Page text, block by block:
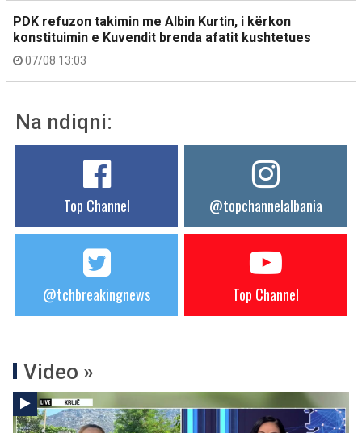
PDK refuzon takimin me Albin Kurtin, i kërkon
konstituimin e Kuvendit brenda afatit kushtetues
07/08 13:03
Na ndiqni:
Top Channel @topchannelalbania
@tchbreakingnews Top Channel
Video »